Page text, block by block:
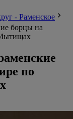
- Раменское
борцы на
по